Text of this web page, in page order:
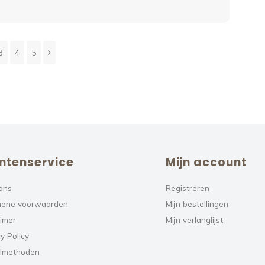
4 5
voorwaarden
Policy
Mijn account
Registreren
Mijn bestellingen
Mijn verlanglijst